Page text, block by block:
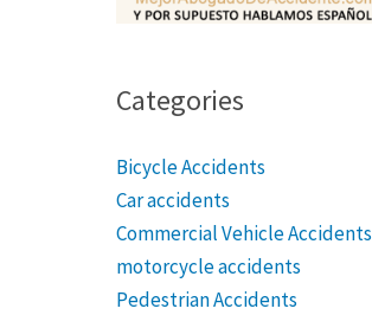
Categories
Bicycle Accidents
Car accidents
Commercial Vehicle Accidents
motorcycle accidents
Pedestrian Accidents